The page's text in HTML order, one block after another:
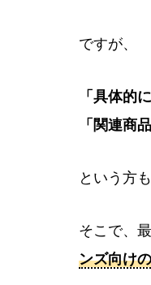
ですが、
「具体的
「関連商
という方
そこで、
ンズ向け